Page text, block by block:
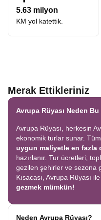
5.63 milyon
KM yol katettik.
Merak Ettikleriniz
Avrupa Rüyası Neden Bu
Avrupa Rüyası, herkesin
ekonomik turlar sunar. Tüm
uygun maliyetle en fazla
hazırlanır. Tur ücretleri;
gezilen şehirler ve sezona
Kısacası, Avrupa Rüyası ile
gezmek mümkün!
Neden Avrupa Rüyası?